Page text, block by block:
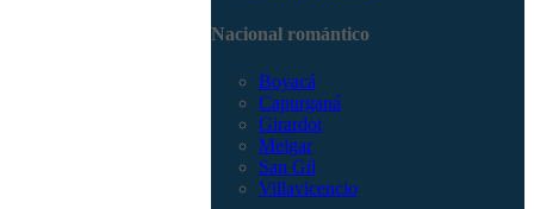
Nacional romántico
Boyacá
Capurganá
Girardot
Melgar
San Gil
Villavicencio